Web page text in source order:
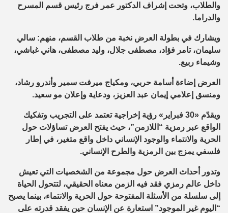
والطلاب، وتحت إشراف الدكتور عمر فرج رئيس قسم المسرح
والدراما.
ويشارك في بطولة العرض نخبة من طلاب القسم، منهم: سالي
سليمان، تامر فؤاد، مصطفى جلال، وليد مصطفى، هاني غباشي،
وشيماء ربيع.
العرض إضاءة أسامة حربي، ومكياج ميرفت سمير وأندرو رشاد،
ومنسق إعلامي إيمان عبد العزيز، ودعاية وإعلان مو سعيد.
ويقدّم «30 فبراير» رؤية إخراجية تعتمد على التجريب وتفكيك
الواقع عبر رمزية “اللازمن”، حيث يفتح العرض تساؤلات حول
الحرية والانتماء والوجود الإنساني داخل واقع متغير، في إطار
فلسفي يمزج بين الرمزية والطرح الإنساني.
وتدور أحداث العرض حول مجموعة من الشخصيات التي تعيش
داخل عالم رمزي فقد فيه الزمن معناه الحقيقي، لتتحول الحياة
إلى سلسلة من الأسئلة المفتوحة حول الحرية والانتماء، بينما يصبح
“اليوم غير الموجود” استعارة عن الإنسان حين يفقد قدرته على